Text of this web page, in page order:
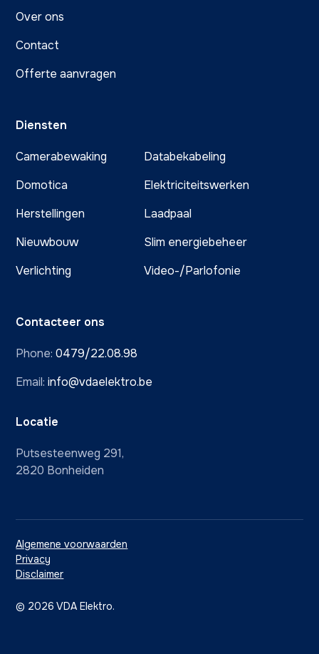
Over ons
Contact
Offerte aanvragen
Diensten
Camerabewaking
Databekabeling
Domotica
Elektriciteitswerken
Herstellingen
Laadpaal
Nieuwbouw
Slim energiebeheer
Verlichting
Video-/Parlofonie
Contacteer ons
Phone:0479/22.08.98
Email:info@vdaelektro.be
Locatie
Putsesteenweg 291,
2820 Bonheiden
© 2026 VDA Elektro.
Algemene voorwaarden
Privacy
Disclaimer